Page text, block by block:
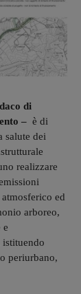
di
– è di
salute dei
realizzare
ed
arboreo,
e
periurbano,